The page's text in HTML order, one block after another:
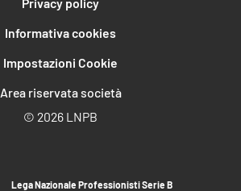
Informativa cookies
Impostazioni Cookie
Area riservata società
© 2026 LNPB
Lega Nazionale Professionisti Serie B